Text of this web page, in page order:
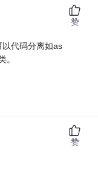
代码分离如as
。
赞
赞